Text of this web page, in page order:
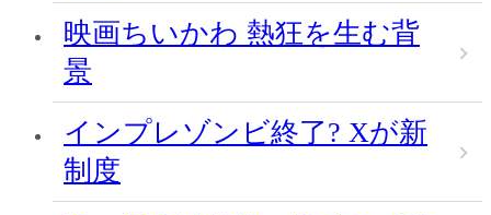
映画ちいかわ 熱狂を生む背
景
インプレゾンビ終了? Xが新
制度